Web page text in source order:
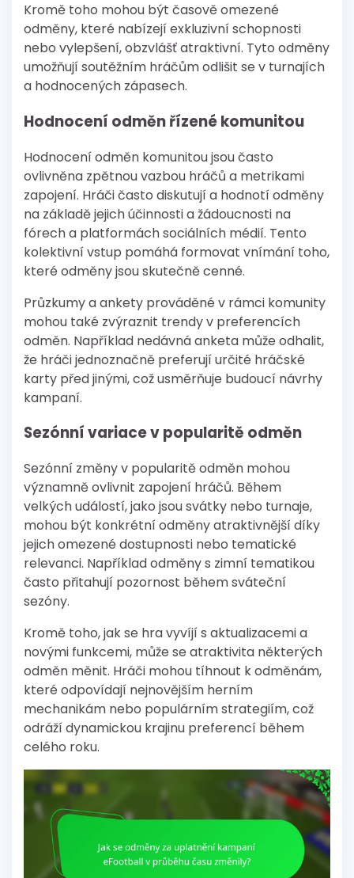
Kromě toho mohou být časově omezené
odměny, které nabízejí exkluzivní schopnosti
nebo vylepšení, obzvlášť atraktivní. Tyto odměny
umožňují soutěžním hráčům odlišit se v turnajích
a hodnocených zápasech.
Hodnocení odměn řízené komunitou
Hodnocení odměn komunitou jsou často
ovlivněna zpětnou vazbou hráčů a metrikami
zapojení. Hráči často diskutují a hodnotí odměny
na základě jejich účinnosti a žádoucnosti na
fórech a platformách sociálních médií. Tento
kolektivní vstup pomáhá formovat vnímání toho,
které odměny jsou skutečně cenné.
Průzkumy a ankety prováděné v rámci komunity
mohou také zvýraznit trendy v preferencích
odměn. Například nedávná anketa může odhalit,
že hráči jednoznačně preferují určité hráčské
karty před jinými, což usměrňuje budoucí návrhy
kampaní.
Sezónní variace v popularitě odměn
Sezónní změny v popularitě odměn mohou
významně ovlivnit zapojení hráčů. Během
velkých událostí, jako jsou svátky nebo turnaje,
mohou být konkrétní odměny atraktivnější díky
jejich omezené dostupnosti nebo tematické
relevanci. Například odměny s zimní tematikou
často přitahují pozornost během sváteční
sezóny.
Kromě toho, jak se hra vyvíjí s aktualizacemi a
novými funkcemi, může se atraktivita některých
odměn měnit. Hráči mohou tíhnout k odměnám,
které odpovídají nejnovějším herním
mechanikám nebo populárním strategiím, což
odráží dynamickou krajinu preferencí během
celého roku.